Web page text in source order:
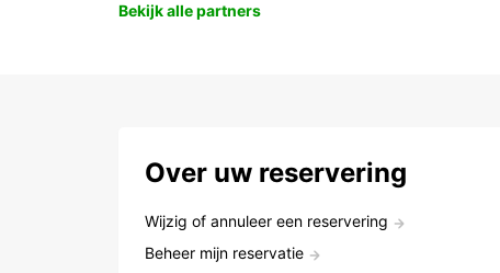
Bekijk alle partners
Over uw reservering
Wijzig of annuleer een reservering
Beheer mijn reservatie